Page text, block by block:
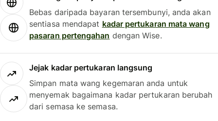
Bebas daripada bayaran tersembunyi, anda akan
sentiasa mendapat kadar pertukaran mata wang
pasaran pertengahan dengan Wise.
Jejak kadar pertukaran langsung
Simpan mata wang kegemaran anda untuk
menyemak bagaimana kadar pertukaran berubah
dari semasa ke semasa.